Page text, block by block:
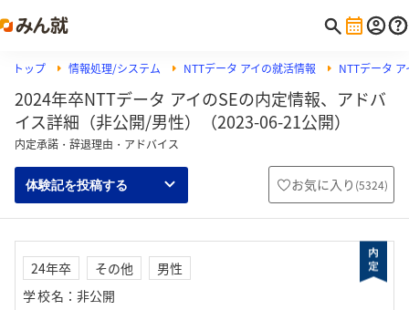
トップ 情報処理/システム NTTデータ アイの就活情報 NTTデータ
2024年卒NTTデータ アイのSEの内定情報、アドバ
イス詳細（非公開/男性）（2023-06-21公開）
内定承諾・辞退理由・アドバイス
体験記を投稿する お気に入り (5324)
24年卒 その他
男性
学校名 ： 非公開